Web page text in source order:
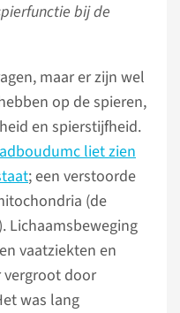
bij de
maar er zijn wel
op de spieren,
en spierstijfheid.
liet zien
; een verstoorde
(de
Lichaamsbeweging
vaatziekten en
vergroot door
was lang